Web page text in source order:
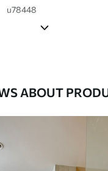
u78448
Disponible con
Se puede limpiar
esponja suave. Los
recubrimiento de barniz
ABOUT